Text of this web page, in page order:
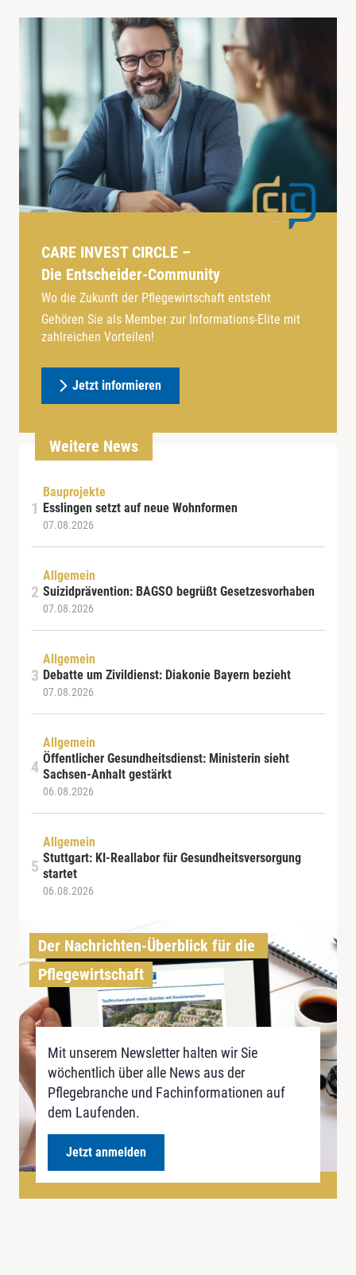
CARE INVEST CIRCLE –
Die Entscheider-Community
Wo die Zukunft der Pflegewirtschaft entsteht
Gehören Sie als Member zur Informations-Elite mit
zahlreichen Vorteilen!
Jetzt informieren
Weitere News
Bauprojekte
Esslingen setzt auf neue Wohnformen
07.08.2026
Allgemein
Suizidprävention: BAGSO begrüßt Gesetzesvorhaben
07.08.2026
Allgemein
Debatte um Zivildienst: Diakonie Bayern bezieht
07.08.2026
Allgemein
Öffentlicher Gesundheitsdienst: Ministerin sieht
Sachsen-Anhalt gestärkt
06.08.2026
Allgemein
Stuttgart: KI-Reallabor für Gesundheitsversorgung
startet
06.08.2026
Der Nachrichten-Überblick für die
Pflegewirtschaft
Mit unserem Newsletter halten wir Sie
wöchentlich über alle News aus der
Pflegebranche und Fachinformationen auf
dem Laufenden.
Jetzt anmelden